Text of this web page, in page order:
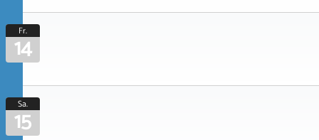
Fr.
14
Sa.
15